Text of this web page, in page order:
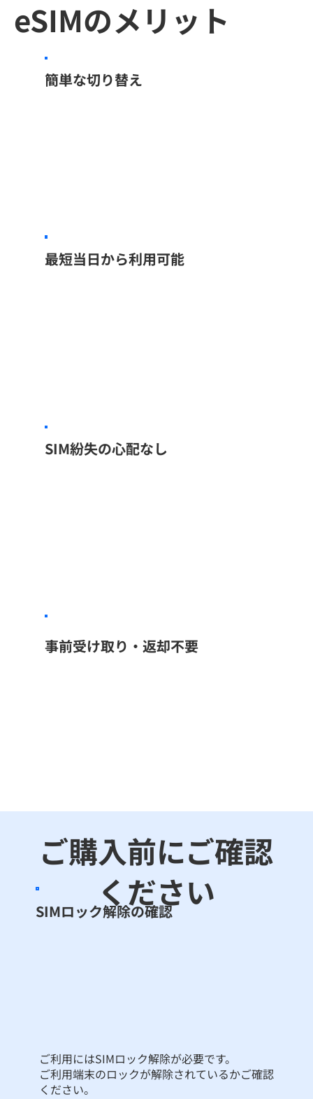
SIMロック解除の確認
ご利用にはSIMロック解除が必要です。
ご利用端末のロックが解除されているかご確認
ください。
ご購入前にご確認
ください
eSIMのメリット​
簡単な切り替え
最短当日から利用可能
SIM紛失の心配なし
事前受け取り・返却不要